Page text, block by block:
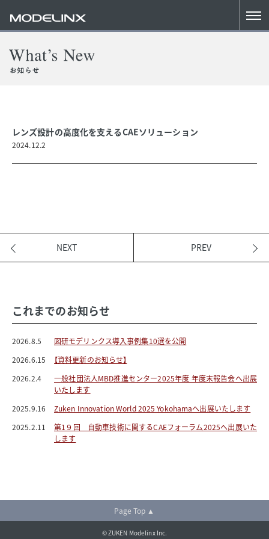
レンズ設計の高度化を支えるCAEソリューション
2024.12.2
NEXT PREV
これまでのお知らせ
2026.8.5
図研モデリンクス導入事例集10選を公開
2026.6.15
【資料更新のお知らせ】
2026.2.4
一般社団法人MBD推進センター2025年度 年度末報告会へ出展
いたします
2025.9.16
Zuken Innovation World 2025 Yokohamaへ出展いたします
2025.2.11
第1９回 自動車技術に関するCAEフォーラム2025へ出展いた
します
Page Top ▲
© ZUKEN Modelinx Inc.